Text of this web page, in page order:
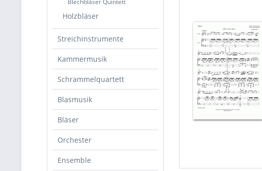
Blechbläser Quintett
Holzbläser
Streichinstrumente
Kammermusik
Schrammelquartett
Blasmusik
Bläser
Orchester
Ensemble